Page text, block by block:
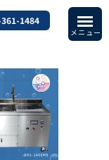
361-1484